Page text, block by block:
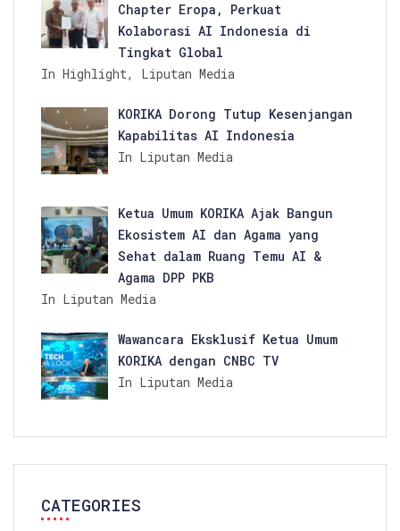
Chapter Eropa, Perkuat
Kolaborasi AI Indonesia di
Tingkat Global
In Highlight, Liputan Media
KORIKA Dorong Tutup Kesenjangan
Kapabilitas AI Indonesia
In Liputan Media
Ketua Umum KORIKA Ajak Bangun
Ekosistem AI dan Agama yang
Sehat dalam Ruang Temu AI &
Agama DPP PKB
In Liputan Media
Wawancara Eksklusif Ketua Umum
KORIKA dengan CNBC TV
In Liputan Media
CATEGORIES